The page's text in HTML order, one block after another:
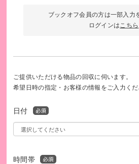
お送りします。
・寄付金受領書の発行をご希望の方は
ブックオフ会員の方は一部入力
ログインはこちら
ご提供いただける物品の回収に伺います。
希望日時の指定・お客様の情報をご入力くだ
日付
時間帯